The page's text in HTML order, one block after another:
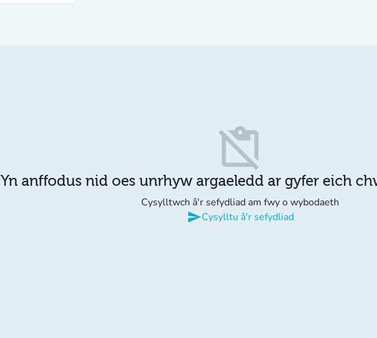
content_paste_off
Yn anffodus nid oes unrhyw argaeledd ar gyfer eich
Cysylltwch â'r sefydliad am fwy o wybodaeth
sendCysylltu â'r sefydliad